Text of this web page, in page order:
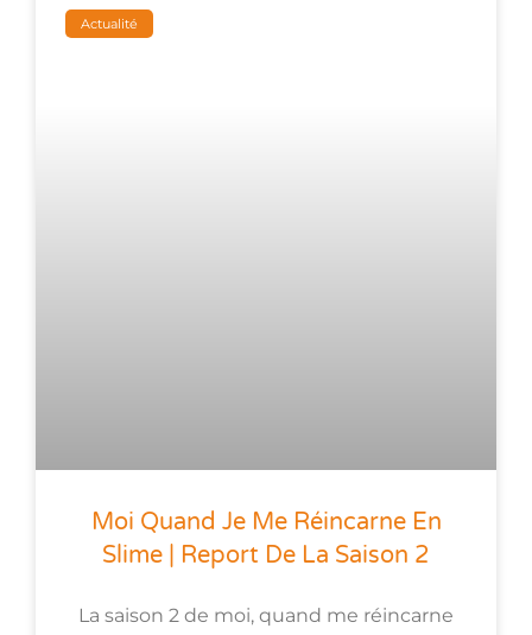
Actualité
Moi Quand Je Me Réincarne En
Slime | Report De La Saison 2
La saison 2 de moi, quand me réincarne